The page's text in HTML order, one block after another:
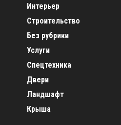
Интерьер
Строительство
Без рубрики
Услуги
Спецтехника
Двери
Ландшафт
Крыша